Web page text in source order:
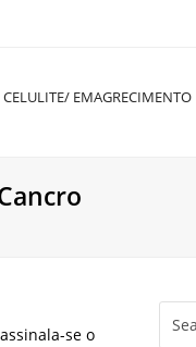
CELULITE/ EMAGRECIMENTO
se o